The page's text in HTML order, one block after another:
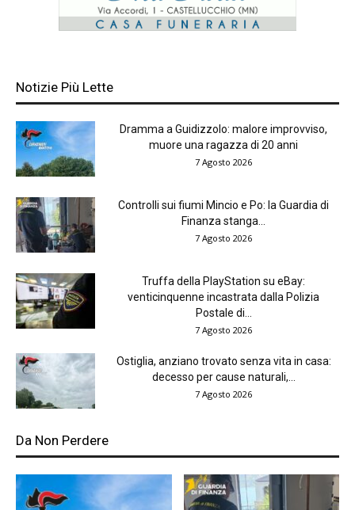
Notizie Più Lette
Dramma a Guidizzolo: malore improvviso,
muore una ragazza di 20 anni
7 Agosto 2026
Controlli sui fiumi Mincio e Po: la Guardia di
Finanza stanga...
7 Agosto 2026
Truffa della PlayStation su eBay:
venticinquenne incastrata dalla Polizia
Postale di...
7 Agosto 2026
Ostiglia, anziano trovato senza vita in casa:
decesso per cause naturali,...
7 Agosto 2026
Da Non Perdere